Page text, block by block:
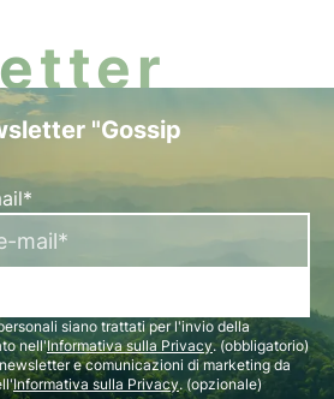
"Gossip
siano trattati per l'invio della
nell'Informativa sulla Privacy. (obbligatorio)
e comunicazioni di marketing da
Informativa sulla Privacy. (opzionale)